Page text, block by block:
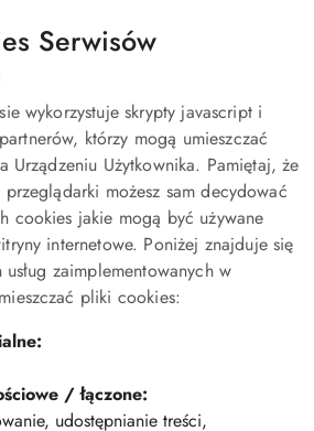
Serwisów
wykorzystuje skrypty javascript i
którzy mogą umieszczać
Urządzeniu Użytkownika. Pamiętaj, że
możesz sam decydować
cookies jakie mogą być używane
internetowe. Poniżej znajduje się
zaimplementowanych w
pliki cookies:
/ łączone:
udostępnianie treści,